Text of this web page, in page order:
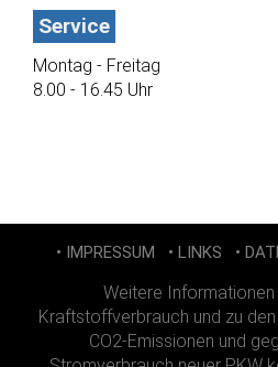
Service
Montag - Freitag
8.00 - 16.45 Uhr
• IMPRESSUM • LINKS •
Weitere
Kraftstoffverbrauch und zu
CO2-Emissionen und